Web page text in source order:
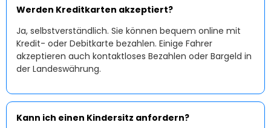
Werden Kreditkarten akzeptiert?
Ja, selbstverständlich. Sie können bequem online mit
Kredit- oder Debitkarte bezahlen. Einige Fahrer
akzeptieren auch kontaktloses Bezahlen oder Bargeld in
der Landeswährung.
Kann ich einen Kindersitz anfordern?